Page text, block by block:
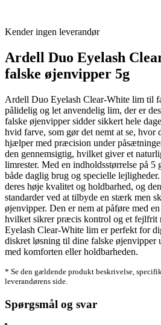
Kender ingen leverandør
Ardell Duo Eyelash
falske øjenvipper 5g
Ardell Duo Eyelash Clear-White lim til
pålidelig og let anvendelig lim, der er
falske øjenvipper sidder sikkert hele
hvid farve, som gør det nemt at se,
hjælper med præcision under
den gennemsigtig, hvilket giver et
limrester. Med en indholdsstørrelse på 5
både daglig brug og specielle
deres høje kvalitet og holdbarhed, og
standarder ved at tilbyde en stærk men
øjenvipper. Den er nem at påføre med
hvilket sikrer præcis kontrol og et fejlfrit
Eyelash Clear-White lim er perfekt for
diskret løsning til dine falske øjenvipper
med komforten eller holdbarheden.
* Se den gældende produkt beskrivelse,
leverandørens side.
Spørgsmål og svar